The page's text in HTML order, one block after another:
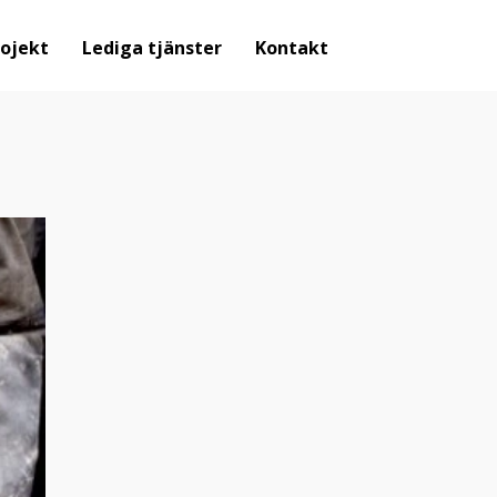
Lediga tjänster Kontakt